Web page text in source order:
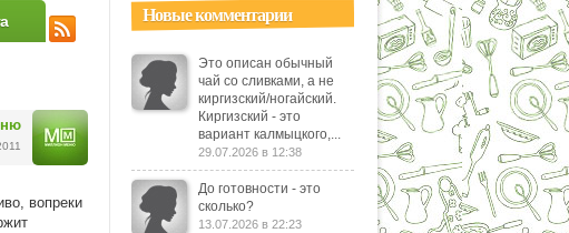
вопреки
Новые комментарии
Это описан обычный
чай со сливками, а не
киргизский/ногайский.
Киргизский - это
вариант калмыцкого,...
29.07.2026 в 12:38
До готовности - это
сколько?
13.07.2026 в 22:23